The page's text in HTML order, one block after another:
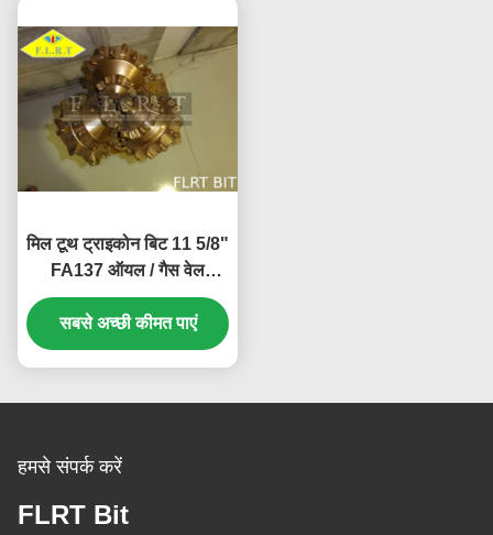
मिल टूथ ट्राइकोन बिट 11 5/8"
FA137 ऑयल / गैस वेल
ड्रिलिंग के लिए
सबसे अच्छी कीमत पाएं
हमसे संपर्क करें
FLRT Bit